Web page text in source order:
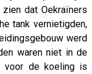
dat Oekraïners
tank vernietigden,
werd
waren niet in de
voor de koeling is